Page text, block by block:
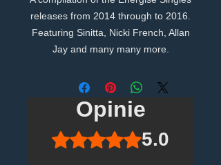
releases from 2014 through to 2016.
Featuring Sinitta, Nicki French, Allan
Jay and many many more.
Opinie
Oceniono na 5 z 5 gwiazdek.
5.0